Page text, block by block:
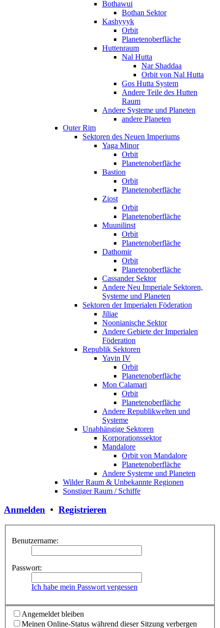
Bothawui
Bothan Sektor
Kashyyyk
Orbit
Planetenoberfläche
Huttenraum
Nal Hutta
Nar Shaddaa
Orbit von Nal Hutta
Gos Hutta System
Andere Teile des Hutten
Raum
Andere Systeme und Planeten
andere Planeten
Outer Rim
Sektoren des Neuen Imperiums
Yaga Minor
Orbit
Planetenoberfläche
Bastion
Orbit
Planetenoberfläche
Ziost
Orbit
Planetenoberfläche
Muunilinst
Orbit
Planetenoberfläche
Dathomir
Orbit
Planetenoberfläche
Cassander Sektor
Andere Neu Imperiale Sektoren,
Systeme und Planeten
Sektoren der Imperialen Föderation
Jiliae
Noonianische Sektor
Andere Gebiete der Imperialen
Föderation
Republik Sektoren
Yavin IV
Orbit
Planetenoberfläche
Mon Calamari
Orbit
Planetenoberfläche
Andere Republikwelten und
Systeme
Unabhängige Sektoren
Korporationssektor
Mandalore
Orbit von Mandalore
Planetenoberfläche
Andere Systeme und Planeten
Wilder Raum & Unbekannte Regionen
Sonstiger Raum / Schiffe
Anmelden • Registrieren
Benutzername:
Passwort:
Ich habe mein Passwort vergessen
Angemeldet bleiben
Meinen Online-Status während dieser Sitzung verbergen